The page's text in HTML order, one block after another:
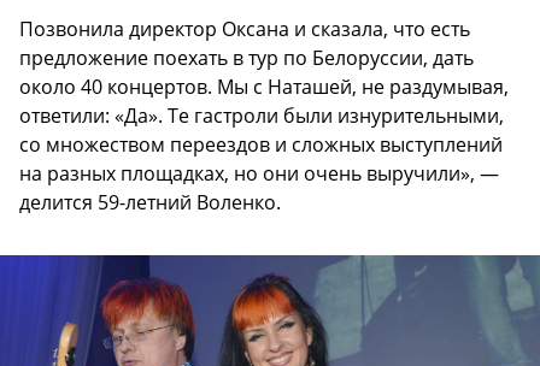
Позвонила директор Оксана и сказала, что есть
предложение поехать в тур по Белоруссии, дать
около 40 концертов. Мы с Наташей, не раздумывая,
ответили: «Да». Те гастроли были изнурительными,
со множеством переездов и сложных выступлений
на разных площадках, но они очень выручили», —
делится 59-летний Воленко.